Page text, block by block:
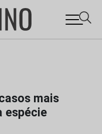
mais
espécie